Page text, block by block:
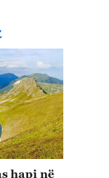
hapi në